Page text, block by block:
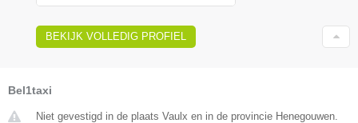
BEKIJK VOLLEDIG PROFIEL
Bel1taxi
Niet gevestigd in de plaats Vaulx en in de provincie Henegouwen.